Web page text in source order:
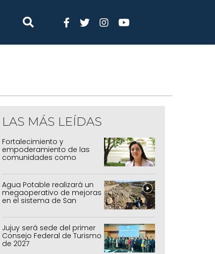
LAS MÁS LEÍDAS
Fortalecimiento y
empoderamiento de las
comunidades como
Agua Potable realizará un
megaoperativo de mejoras
en el sistema de San
Jujuy será sede del primer
Consejo Federal de Turismo
de 2027